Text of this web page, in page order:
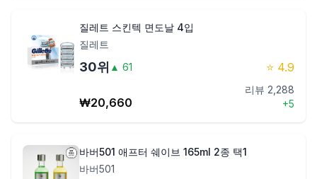
질레트 스킨텍 면도날 4입
질레트
30위 ▲ 61 ⭐ 4.9
₩20,660
리뷰 2,288
+5
바버501 애프터 쉐이브 165ml 2종 택1
바버501